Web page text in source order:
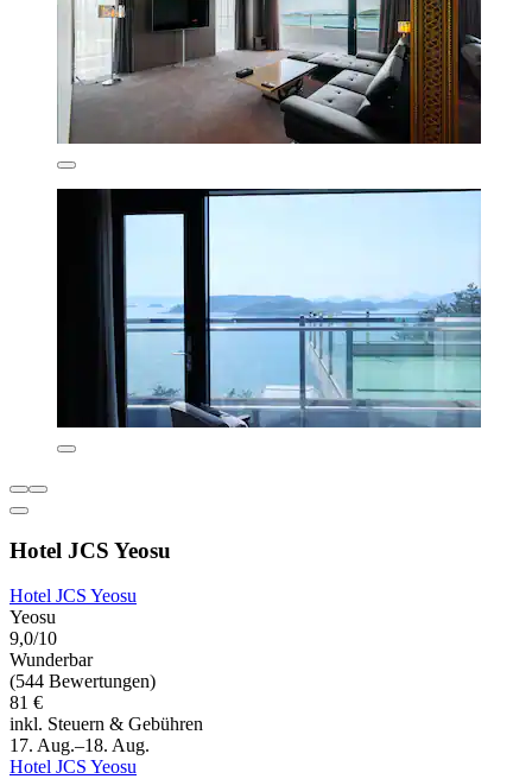
Hotel JCS Yeosu
Hotel JCS Yeosu
Yeosu
9,0/10
Wunderbar
(544 Bewertungen)
81 €
inkl. Steuern & Gebühren
17. Aug.–18. Aug.
Hotel JCS Yeosu